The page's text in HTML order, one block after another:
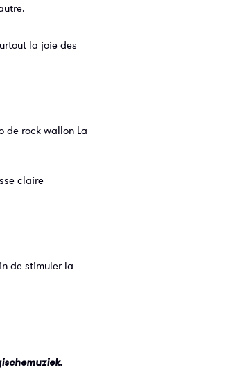
la joie des
de rock wallon La
claire
de stimuler la